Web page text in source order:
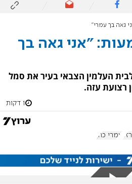
גאה בך עמרי"
"אני גאה בך
העלמין הצבאי בעיר את סמל
רצועת עזה.
1 דקות
עמרי כהן